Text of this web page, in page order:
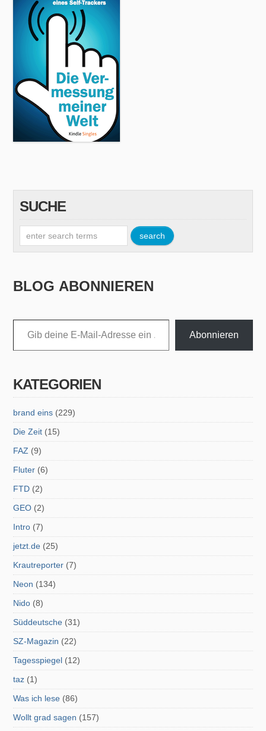
SUCHE
BLOG ABONNIEREN
Gib deine E-Mail-Adresse ein ...
Abonnieren
KATEGORIEN
brand eins (229)
Die Zeit (15)
FAZ (9)
Fluter (6)
FTD (2)
GEO (2)
Intro (7)
jetzt.de (25)
Krautreporter (7)
Neon (134)
Nido (8)
Süddeutsche (31)
SZ-Magazin (22)
Tagesspiegel (12)
taz (1)
Was ich lese (86)
Wollt grad sagen (157)